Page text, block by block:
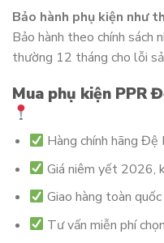
Bảo hành phụ kiện như
Bảo hành theo chính sách
thường 12 tháng cho lỗi
Mua phụ kiện PPR
Hàng chính hãng
Giá niêm yết 2026,
Giao hàng toàn quốc
Tư vấn miễn phí